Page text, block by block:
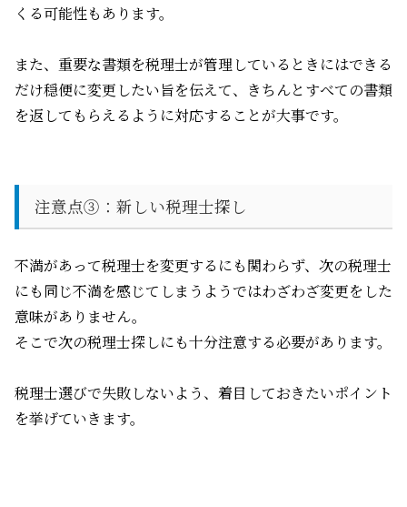
くる可能性もあります。
また、重要な書類を税理士が管理しているときにはできる
だけ穏便に変更したい旨を伝えて、きちんとすべての書類
を返してもらえるように対応することが大事です。
注意点③ ：新しい税理士探し
不満があって税理士を変更するにも関わらず、次の税理士
にも同じ不満を感じてしまうようではわざわざ変更をした
意味がありません。
そこで次の税理士探しにも十分注意する必要があります。
税理士選びで失敗しないよう、着目しておきたいポイント
を挙げていきます。